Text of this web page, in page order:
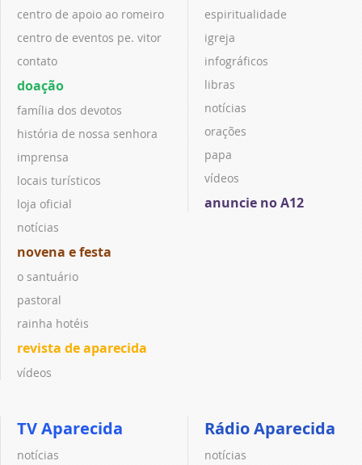
centro de apoio ao romeiro
centro de eventos pe. vitor
contato
doação
família dos devotos
história de nossa senhora
imprensa
locais turísticos
loja oficial
notícias
novena e festa
o santuário
pastoral
rainha hotéis
revista de aparecida
vídeos
espiritualidade
igreja
infográficos
libras
notícias
orações
papa
vídeos
anuncie no A12
TV Aparecida
notícias
Rádio Aparecida
notícias